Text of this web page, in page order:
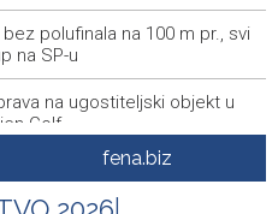
polufinala na 100 m pr., svi
na SP-u
na ugostiteljski objekt u
Golf
novu izlagačku sezonu,
fena.biz